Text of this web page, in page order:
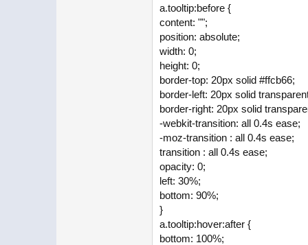
a.tooltip:before {
content: "";
position: absolute;
width: 0;
height: 0;
border-top: 20px solid #ffcb66;
border-left: 20px solid
border-right: 20px solid
-webkit-transition: all 0.4s ease;
-moz-transition : all 0.4s ease;
transition : all 0.4s ease;
opacity: 0;
left: 30%;
bottom: 90%;
}
a.tooltip:hover:after {
bottom: 100%;